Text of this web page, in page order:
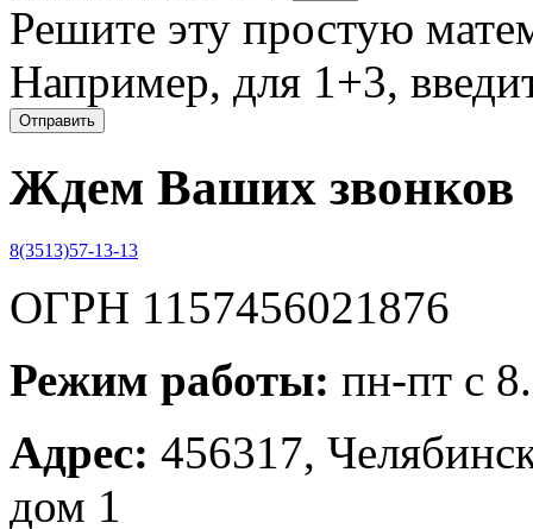
Решите эту простую
Например, для 1+3,
Ждем Ваших звонков
8(3513)57-13-13
ОГРН 1157456021876
Режим работы: пн-пт с
Адрес: 456317,
дом 1